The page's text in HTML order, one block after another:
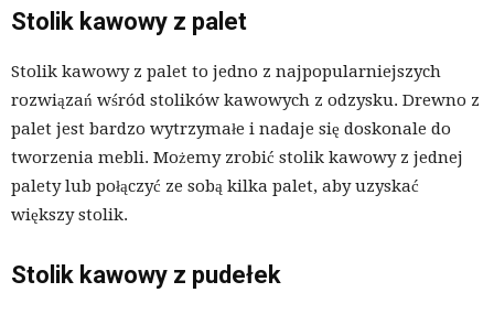
Stolik kawowy z palet
Stolik kawowy z palet to jedno z najpopularniejszych
rozwiązań wśród stolików kawowych z odzysku. Drewno z
palet jest bardzo wytrzymałe i nadaje się doskonale do
tworzenia mebli. Możemy zrobić stolik kawowy z jednej
palety lub połączyć ze sobą kilka palet, aby uzyskać
większy stolik.
Stolik kawowy z pudełek